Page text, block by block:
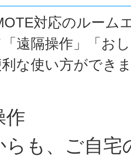
対応のルーム
遠隔操作」「お
な使い方ができ
作
らも、ご自